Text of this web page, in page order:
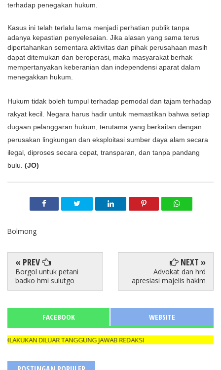
terhadap penegakan hukum.
Kasus ini telah terlalu lama menjadi perhatian publik tanpa
adanya kepastian penyelesaian. Jika alasan yang sama terus
dipertahankan sementara aktivitas dan pihak perusahaan masih
dapat ditemukan dan beroperasi, maka masyarakat berhak
mempertanyakan keberanian dan independensi aparat dalam
menegakkan hukum.
Hukum tidak boleh tumpul terhadap pemodal dan tajam terhadap
rakyat kecil. Negara harus hadir untuk memastikan bahwa setiap
dugaan pelanggaran hukum, terutama yang berkaitan dengan
perusakan lingkungan dan eksploitasi sumber daya alam secara
ilegal, diproses secara cepat, transparan, dan tanpa pandang
bulu. (JO)
Bolmong
« PREV
Borgol untuk petani
badko hmi sulutgo
NEXT »
Advokat dan hrd
apresiasi majelis hakim
FACEBOOK WEBSITE
DILUAR TANGGUNG JAWAB REDAKSI